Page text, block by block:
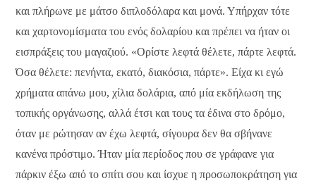
και πλήρωνε με μάτσο διπλοδόλαρα και μονά. Υπήρχαν τότε
και χαρτονομίσματα του ενός δολαρίου και πρέπει να ήταν οι
εισπράξεις του μαγαζιού. «Ορίστε λεφτά θέλετε, πάρτε λεφτά.
Όσα θέλετε: πενήντα, εκατό, διακόσια, πάρτε». Είχα κι εγώ
χρήματα απάνω μου, χίλια δολάρια, από μία εκδήλωση της
τοπικής οργάνωσης, αλλά έτσι και τους τα έδινα στο δρόμο,
όταν με ρώτησαν αν έχω λεφτά, σίγουρα δεν θα σβήνανε
κανένα πρόστιμο. Ήταν μία περίοδος που σε γράφανε για
πάρκιν έξω από το σπίτι σου και ίσχυε η προσωποκράτηση για